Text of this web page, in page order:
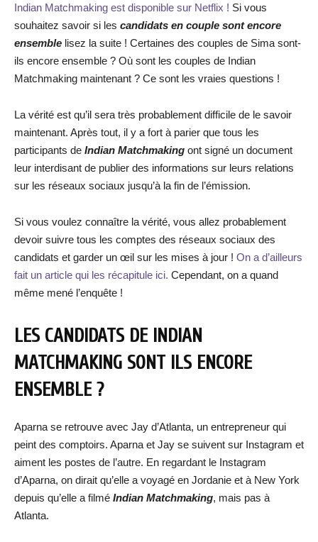
Indian Matchmaking est disponible sur Netflix ! Si vous
souhaitez savoir si les candidats en couple sont encore
ensemble lisez la suite ! Certaines des couples de Sima sont-
ils encore ensemble ? Où sont les couples de Indian
Matchmaking maintenant ? Ce sont les vraies questions !
La vérité est qu’il sera très probablement difficile de le savoir
maintenant. Après tout, il y a fort à parier que tous les
participants de Indian Matchmaking ont signé un document
leur interdisant de publier des informations sur leurs relations
sur les réseaux sociaux jusqu’à la fin de l’émission.
Si vous voulez connaître la vérité, vous allez probablement
devoir suivre tous les comptes des réseaux sociaux des
candidats et garder un œil sur les mises à jour ! On a d’ailleurs
fait un article qui les récapitule ici. Cependant, on a quand
même mené l’enquête !
LES CANDIDATS DE INDIAN
MATCHMAKING SONT ILS ENCORE
ENSEMBLE ?
Aparna se retrouve avec Jay d’Atlanta, un entrepreneur qui
peint des comptoirs. Aparna et Jay se suivent sur Instagram et
aiment les postes de l’autre. En regardant le Instagram
d’Aparna, on dirait qu’elle a voyagé en Jordanie et à New York
depuis qu’elle a filmé Indian Matchmaking, mais pas à
Atlanta.